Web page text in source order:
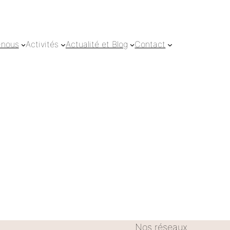
Activités Actualité et Blog Contact
Nos réseaux